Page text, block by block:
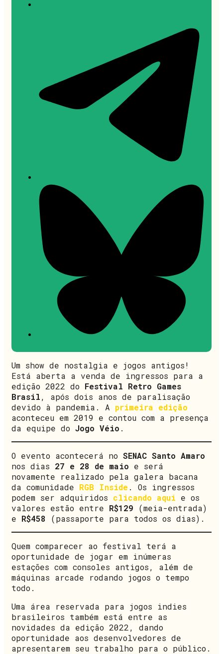
Um show de nostalgia e jogos antigos!
Está aberta a venda de ingressos para a
edição 2022 do Festival Retro Games
Brasil, após dois anos de paralisação
devido à pandemia. A primeira edição
aconteceu em 2019 e contou com a presença
da equipe do Jogo Véio .
O evento acontecerá no SENAC Santo Amaro
nos dias 27 e 28 de maio e será
novamente realizado pela galera bacana
da comunidade RGB Inside . Os ingressos
podem ser adquiridos clicando aqui e os
valores estão entre R$129 (meia-entrada)
e R$458 (passaporte para todos os dias).
Quem comparecer ao festival terá a
oportunidade de jogar em inúmeras
estações com consoles antigos, além de
máquinas arcade rodando jogos o tempo
todo.
Uma área reservada para jogos indies
brasileiros também está entre as
novidades da edição 2022, dando
oportunidade aos desenvolvedores de
apresentarem seu trabalho para o público.